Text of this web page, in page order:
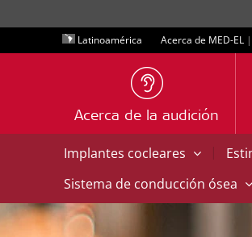
Latinoamérica Acerca de MED-EL |
Acerca de la audición
Implantes cocleares |
Sistema de conducción ósea